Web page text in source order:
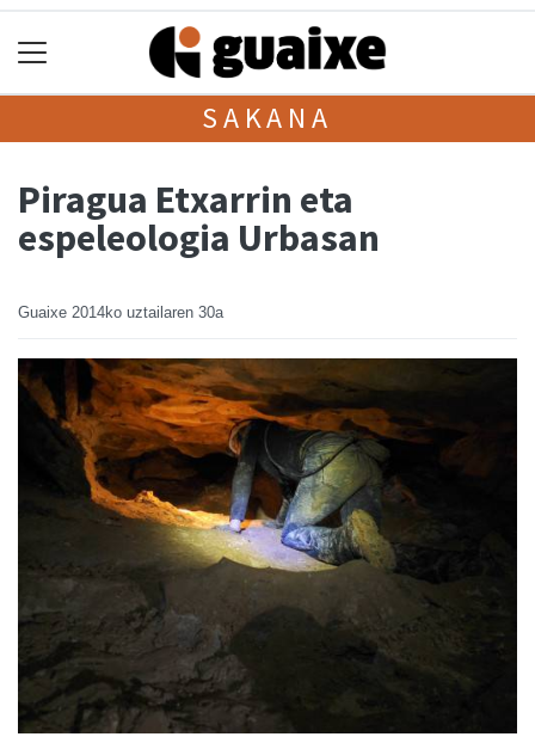
SAKANA
Piragua Etxarrin eta
espeleologia Urbasan
Guaixe 2014ko uztailaren 30a